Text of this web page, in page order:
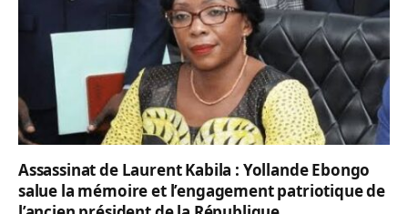
Assassinat de Laurent Kabila : Yollande Ebongo
salue la mémoire et l’engagement patriotique de